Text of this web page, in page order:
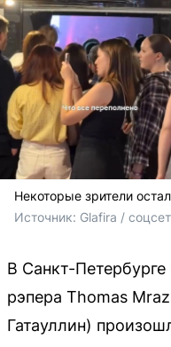
Некоторые зрители
Источник: Glafira /
В Санкт-
рэпера Thomas
Гатауллин)